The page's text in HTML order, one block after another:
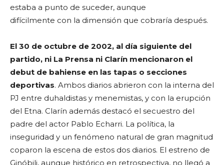
estaba a punto de suceder, aunque
difícilmente con la dimensión que cobraría después.
El 30 de octubre de 2002, al día siguiente del
partido, ni La Prensa ni Clarín mencionaron el
debut de bahiense en las tapas o secciones
deportivas. Ambos diarios abrieron con la interna del
PJ entre duhaldistas y menemistas, y con la erupción
del Etna. Clarín además destacó el secuestro del
padre del actor Pablo Echarri. La política, la
inseguridad y un fenómeno natural de gran magnitud
coparon la escena de estos dos diarios. El estreno de
Ginóbili, aunque histórico en retrospectiva, no llegó a